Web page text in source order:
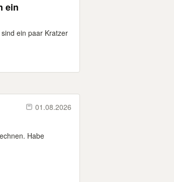
ein
ein paar Kratzer
01.08.2026
Habe